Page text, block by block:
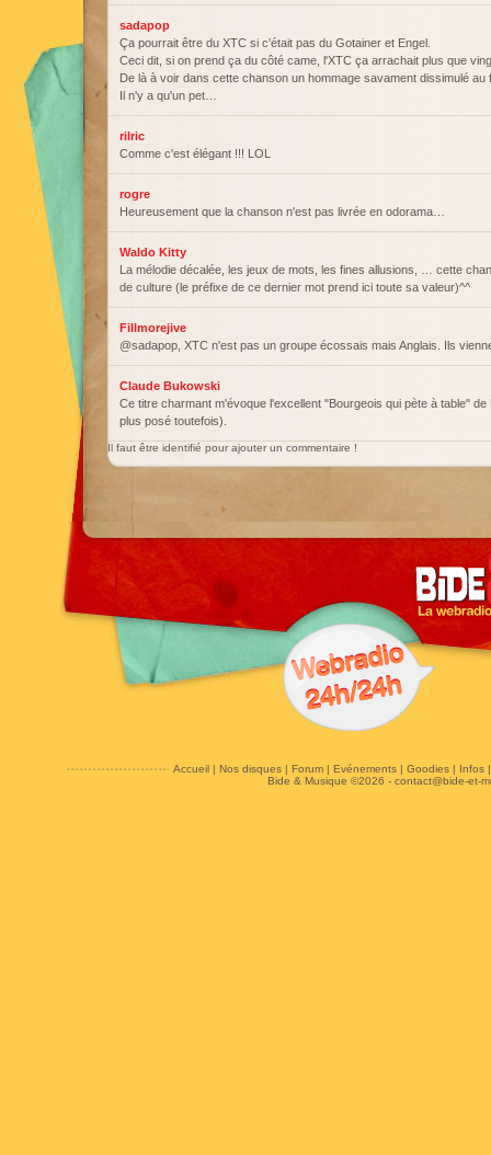
sadapop
Ça pourrait être du XTC si c'était pas du Gotainer et Engel.
Ceci dit, si on prend ça du côté came, l'XTC ça arrachait plus que
De là à voir dans cette chanson un hommage savament dissimulé
Il n'y a qu'un pet…
rilric
Comme c'est élégant !!! LOL
rogre
Heureusement que la chanson n'est pas livrée en odorama…
Waldo Kitty
La mélodie décalée, les jeux de mots, les fines allusions, … cette
de culture (le préfixe de ce dernier mot prend ici toute sa valeur)^^
Fillmorejive
@sadapop, XTC n'est pas un groupe écossais mais Anglais. Ils
Claude Bukowski
Ce titre charmant m'évoque l'excellent "Bourgeois qui pète à table" de
plus posé toutefois).
Il faut être identifié pour ajouter un commentaire !
Accueil| Nos disques| Forum| Evénements| Goodies| Infos
Bide & Musique ©2026 - contact@bide-et-